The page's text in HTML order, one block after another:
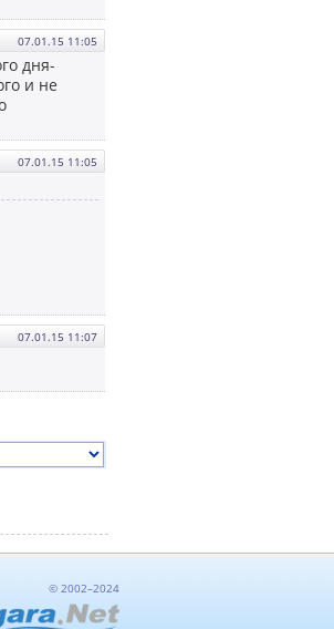
07.01.15 11:05
дня-
и не
07.01.15 11:05
07.01.15 11:07
© 2002–2024